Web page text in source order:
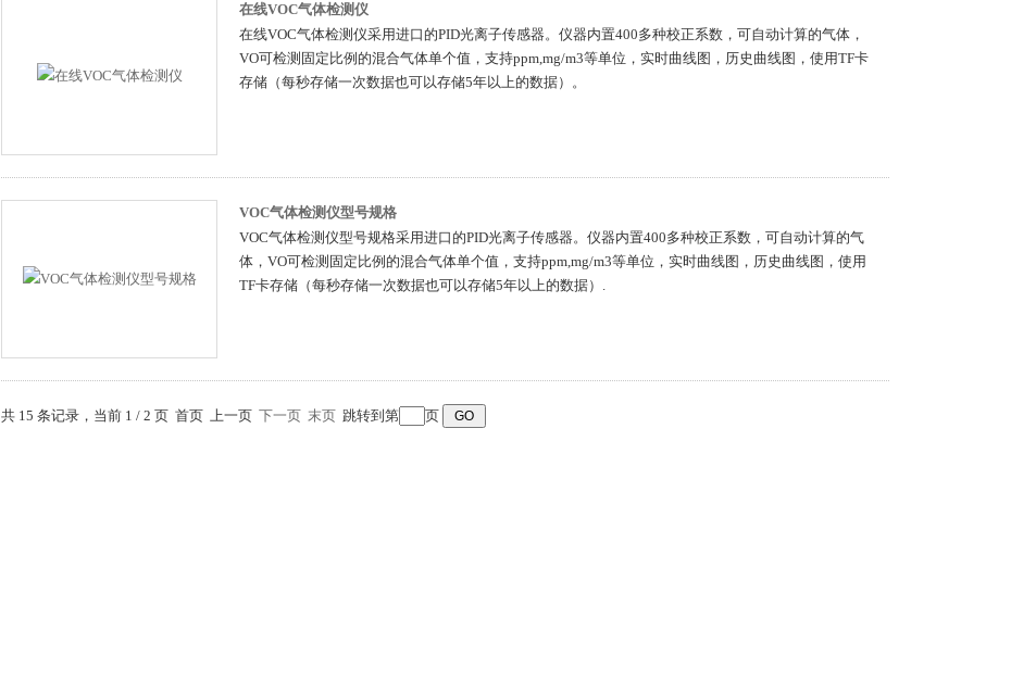
在线VOC气体检测仪
在线VOC气体检测仪采用进口的PID光离子传感器。仪器内置400多种校正系数，可自动计算的气体，
VO可检测固定比例的混合气体单个值，支持ppm,mg/m3等单位，实时曲线图，历史曲线图，使用TF卡
存储（每秒存储一次数据也可以存储5年以上的数据）。
VOC气体检测仪型号规格
VOC气体检测仪型号规格采用进口的PID光离子传感器。仪器内置400多种校正系数，可自动计算的气
体，VO可检测固定比例的混合气体单个值，支持ppm,mg/m3等单位，实时曲线图，历史曲线图，使用
TF卡存储（每秒存储一次数据也可以存储5年以上的数据）.
共 15 条记录，当前 1 / 2 页 首页 上一页 下一页 末页 跳转到第 页